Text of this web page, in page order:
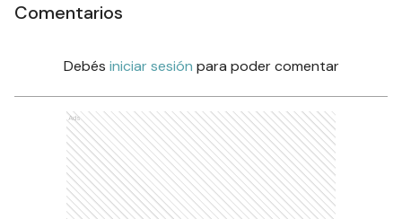
Comentarios
Debés iniciar sesión para poder comentar
Ads